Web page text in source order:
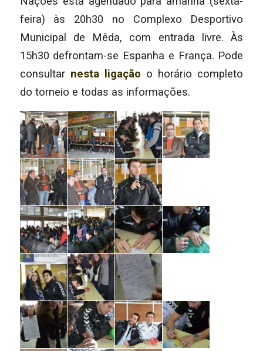
feira) às 20h30 no Complexo Desportivo
Municipal de Mêda, com entrada livre. Às
15h30 defrontam-se Espanha e França. Pode
consultar nesta ligação o horário completo
do torneio e todas as informações.